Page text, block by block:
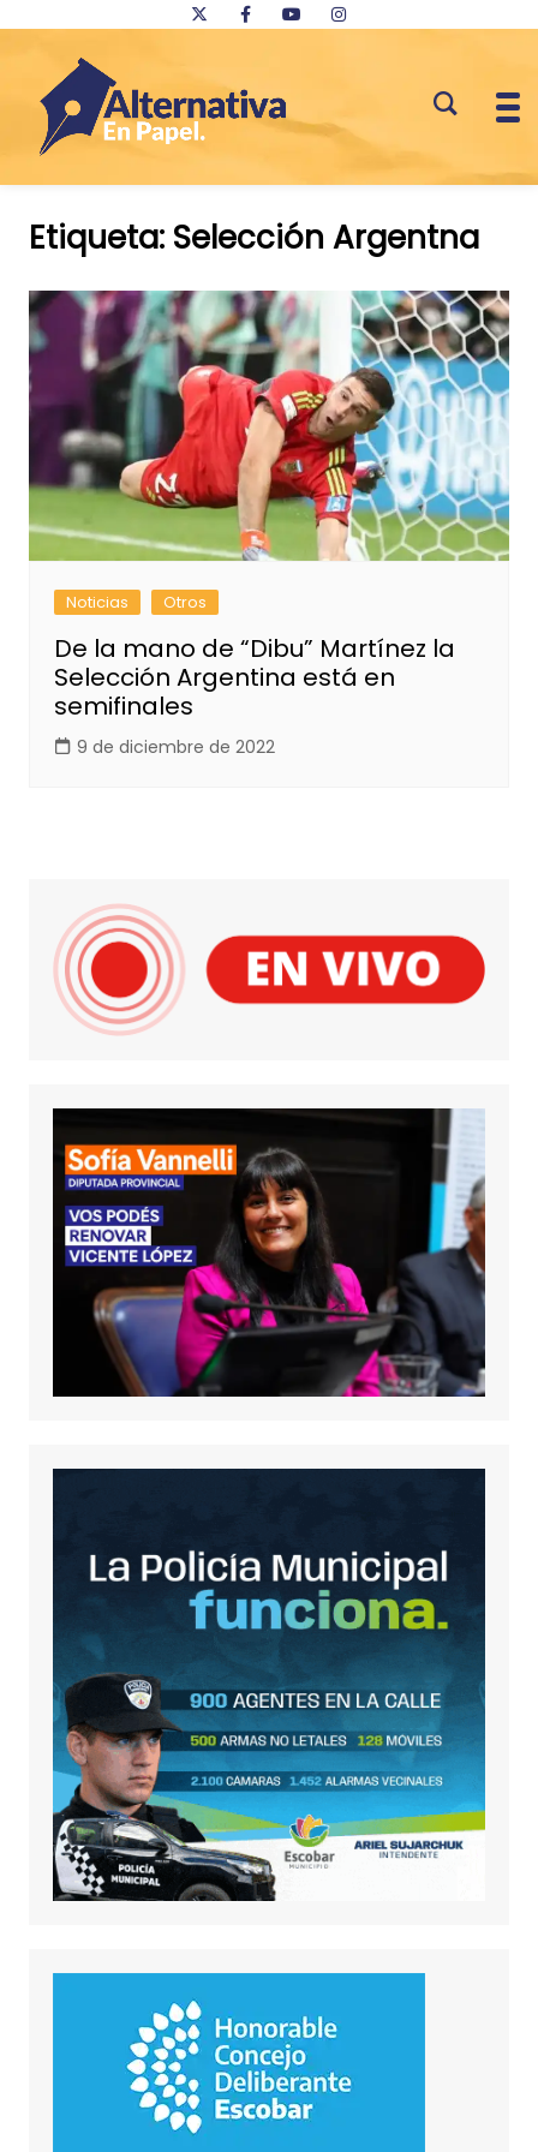
contenido
Etiqueta: Selección Argentna
Noticias Otros
De la mano de “Dibu” Martínez la
Selección Argentina está en
semifinales
9 de diciembre de 2022